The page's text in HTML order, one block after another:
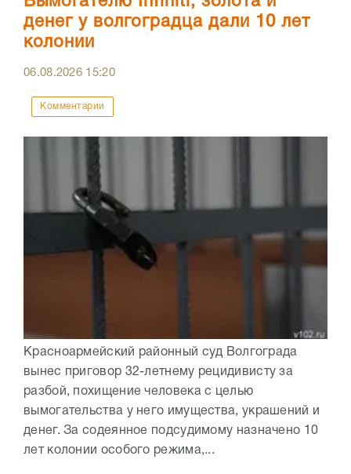
денег у волгоградца дали 10 лет
колонии
06.08.2026 15:20
Комментарии
Красноармейский районный суд Волгограда
вынес приговор 32-летнему рецидивисту за
разбой, похищение человека с целью
вымогательства у него имущества, украшений и
денег. За содеянное подсудимому назначено 10
лет колонии особого режима,...